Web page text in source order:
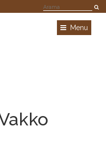
Menu